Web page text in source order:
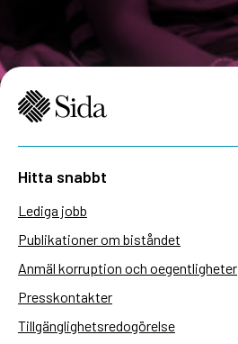
Hitta snabbt
Lediga jobb
Publikationer om biståndet
Anmäl korruption och oegentligheter
Presskontakter
Tillgänglighetsredogörelse